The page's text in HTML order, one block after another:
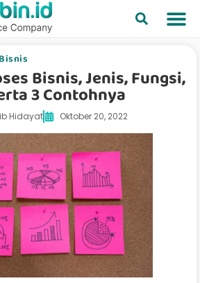
Bisnis, Jenis, Fungsi,
3 Contohnya
Hidayat Oktober 20, 2022